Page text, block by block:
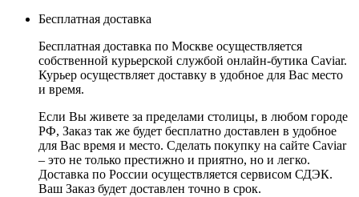
Бесплатная доставка
Бесплатная доставка по Москве осуществляется
собственной курьерской службой онлайн-бутика Caviar.
Курьер осуществляет доставку в удобное для Вас место
и время.
Если Вы живете за пределами столицы, в любом городе
РФ, Заказ так же будет бесплатно доставлен в удобное
для Вас время и место. Сделать покупку на сайте Caviar
– это не только престижно и приятно, но и легко.
Доставка по России осуществляется сервисом СДЭК.
Ваш Заказ будет доставлен точно в срок.